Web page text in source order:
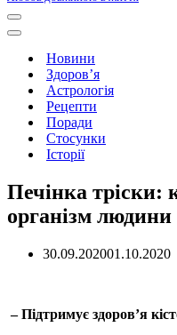
Меню
навігації
Меню
навігаціїНовини
Здоров’я
Астрологія
Рецепти
Поради
Стосунки
Історії
Печінка тріски:
організм людини
30.09.202001.10.2020
– Підтримує здоров’я